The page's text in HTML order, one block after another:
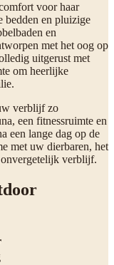
voor haar
bedden en pluizige
en
met het oog op
uitgerust met
om heerlijke
verblijf zo
een fitnessruimte en
een lange dag op de
met uw dierbaren, het
verblijf.